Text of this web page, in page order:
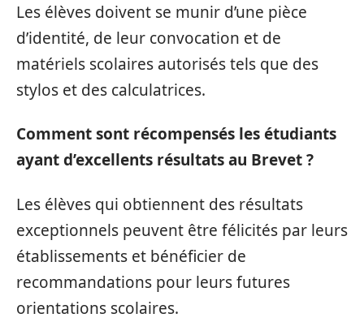
Les élèves doivent se munir d’une pièce
d’identité, de leur convocation et de
matériels scolaires autorisés tels que des
stylos et des calculatrices.
Comment sont récompensés les étudiants
ayant d’excellents résultats au Brevet ?
Les élèves qui obtiennent des résultats
exceptionnels peuvent être félicités par leurs
établissements et bénéficier de
recommandations pour leurs futures
orientations scolaires.